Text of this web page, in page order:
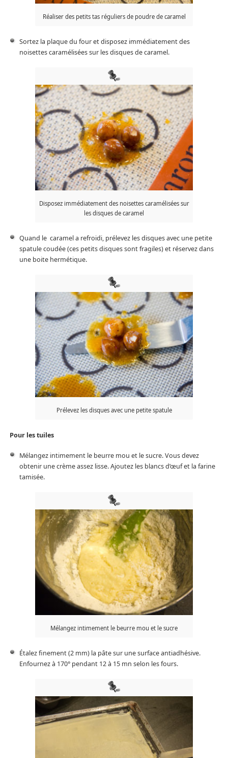
Réaliser des petits tas réguliers de poudre de caramel
Sortez la plaque du four et disposez immédiatement des
noisettes caramélisées sur les disques de caramel.
Disposez immédiatement des noisettes caramélisées sur
les disques de caramel
Quand le caramel a refroidi, prélevez les disques avec une petite
spatule coudée (ces petits disques sont fragiles) et réservez dans
une boite hermétique.
Prélevez les disques avec une petite spatule
Pour les tuiles
Mélangez intimement le beurre mou et le sucre. Vous devez
obtenir une crème assez lisse. Ajoutez les blancs d’œuf et la farine
tamisée.
Mélangez intimement le beurre mou et le sucre
Étalez finement (2 mm) la pâte sur une surface antiadhésive.
Enfournez à 170° pendant 12 à 15 mn selon les fours.